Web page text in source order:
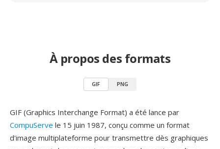
À propos des formats
GIF PNG
GIF (Graphics Interchange Format) a été lance par
CompuServe le 15 juin 1987, conçu comme un format
d'image multiplateforme pour transmettre dès graphiques